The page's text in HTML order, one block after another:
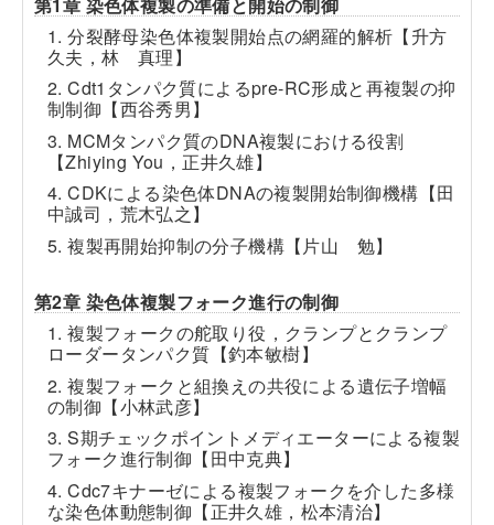
1. 分裂酵母染色体複製開始点の網羅的解析【升方
久夫，林 真理】
2. Cdt1タンパク質によるpre-RC形成と再複製の抑
制制御【西谷秀男】
3. MCMタンパク質のDNA複製における役割
【Zhiying You，正井久雄】
4. CDKによる染色体DNAの複製開始制御機構【田
中誠司，荒木弘之】
5. 複製再開始抑制の分子機構【片山 勉】
第2章 染色体複製フォーク進行の制御
1. 複製フォークの舵取り役，クランプとクランプ
ローダータンパク質【釣本敏樹】
2. 複製フォークと組換えの共役による遺伝子増幅
の制御【小林武彦】
3. S期チェックポイントメディエーターによる複製
フォーク進行制御【田中克典】
4. Cdc7キナーゼによる複製フォークを介した多様
な染色体動態制御【正井久雄，松本清治】